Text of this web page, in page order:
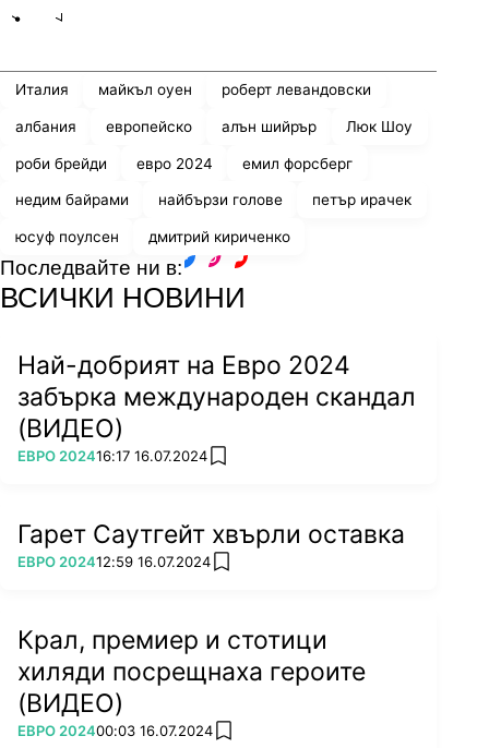
надпреварата.
шампионатите на Стария континент. Паметно
си остава то за футболиста на Швеция Емил
Форсберг. В последния мач на неговия тим в
точен 1.22 мин. след първия съдийски сигнал,
за да му даде аванс срещу Полша. Всъщност,
бившият играч на Лайпциг се превръща в
завършил с успех на шведите с 3:2 и пратил ги
в следващия етап.
Снимка: Getty Images
Италия майкъл оуен роберт левандовски
албания европейско алън шийрър Люк Шоу
роби брейди евро 2024 емил форсберг
недим байрами найбързи голове петър ирачек
юсуф поулсен дмитрий кириченко
Последвайте ни в:
ВСИЧКИ НОВИНИ
Най-добрият на Евро 2024
забърка международен скандал
(ВИДЕО)
ПОВЕЧЕ ОТ
ЕВРО 202416:17 16.07.2024 add favorites
Гарет Саутгейт хвърли оставка
ПОВЕЧЕ ОТ
ЕВРО 202412:59 16.07.2024 add favorites
Крал, премиер и стотици
хиляди посрещнаха героите
(ВИДЕО)
ПОВЕЧЕ ОТ
ЕВРО 202400:03 16.07.2024 add favorites